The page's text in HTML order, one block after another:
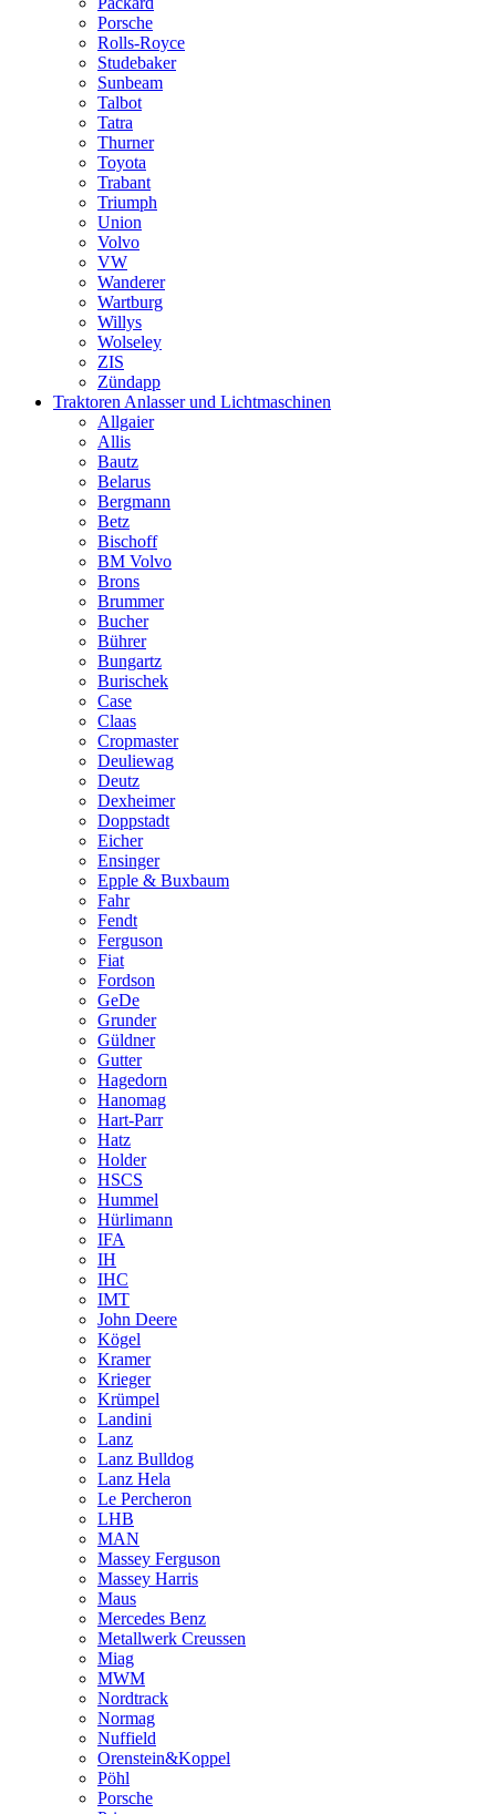
Porsche
Rolls-Royce
Studebaker
Sunbeam
Talbot
Tatra
Thurner
Toyota
Trabant
Triumph
Union
Volvo
VW
Wanderer
Wartburg
Willys
Wolseley
ZIS
Zündapp
Traktoren Anlasser und Lichtmaschinen
Allgaier
Allis
Bautz
Belarus
Bergmann
Betz
Bischoff
BM Volvo
Brons
Brummer
Bucher
Bührer
Bungartz
Burischek
Case
Claas
Cropmaster
Deuliewag
Deutz
Dexheimer
Doppstadt
Eicher
Ensinger
Epple & Buxbaum
Fahr
Fendt
Ferguson
Fiat
Fordson
GeDe
Grunder
Güldner
Gutter
Hagedorn
Hanomag
Hart-Parr
Hatz
Holder
HSCS
Hummel
Hürlimann
IFA
IH
IHC
IMT
John Deere
Kögel
Kramer
Krieger
Krümpel
Landini
Lanz
Lanz Bulldog
Lanz Hela
Le Percheron
LHB
MAN
Massey Ferguson
Massey Harris
Maus
Mercedes Benz
Metallwerk Creussen
Miag
MWM
Nordtrack
Normag
Nuffield
Orenstein&Koppel
Pöhl
Porsche